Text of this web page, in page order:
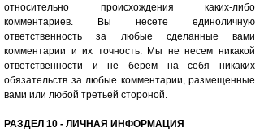
относительно происхождения каких-либо
комментариев. Вы несете единоличную
ответственность за любые сделанные вами
комментарии и их точность. Мы не несем никакой
ответственности и не берем на себя никаких
обязательств за любые комментарии, размещенные
вами или любой третьей стороной.
РАЗДЕЛ 10 - ЛИЧНАЯ ИНФОРМАЦИЯ